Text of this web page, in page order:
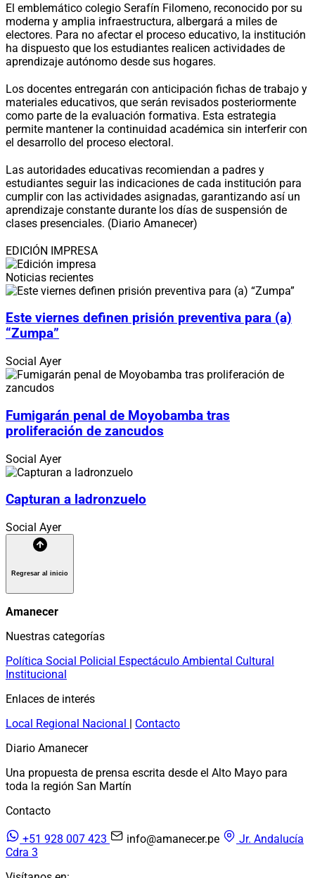
El emblemático colegio Serafín Filomeno, reconocido por su
moderna y amplia infraestructura, albergará a miles de
electores. Para no afectar el proceso educativo, la institución
ha dispuesto que los estudiantes realicen actividades de
aprendizaje autónomo desde sus hogares.
Los docentes entregarán con anticipación fichas de trabajo y
materiales educativos, que serán revisados posteriormente
como parte de la evaluación formativa. Esta estrategia
permite mantener la continuidad académica sin interferir con
el desarrollo del proceso electoral.
Las autoridades educativas recomiendan a padres y
estudiantes seguir las indicaciones de cada institución para
cumplir con las actividades asignadas, garantizando así un
aprendizaje constante durante los días de suspensión de
clases presenciales. (Diario Amanecer)
EDICIÓN IMPRESA
Noticias recientes
Este viernes definen prisión preventiva para (a)
“Zumpa”
Social Ayer
Fumigarán penal de Moyobamba tras
proliferación de zancudos
Social Ayer
Capturan a ladronzuelo
Social Ayer
Regresar al inicio
Amanecer
Nuestras categorías
Política Social Policial Espectáculo Ambiental Cultural
Institucional
Enlaces de interés
Local Regional Nacional | Contacto
Diario Amanecer
Una propuesta de prensa escrita desde el Alto Mayo para
toda la región San Martín
Contacto
+51 928 007 423 info@amanecer.pe
Jr. Andalucía
Cdra 3